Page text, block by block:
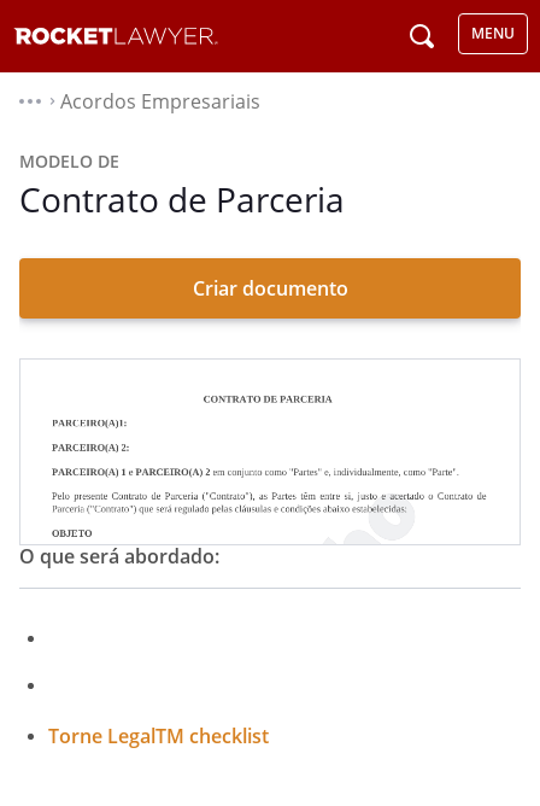
MENU
⌃ Acordos Empresariais
MODELO DE
Contrato de Parceria
Criar documento
O que será abordado:
Torne LegalTM checklist